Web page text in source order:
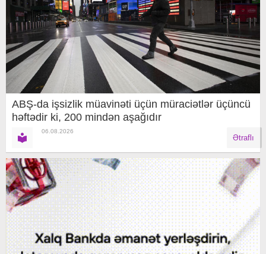
ABŞ-da işsizlik müavinəti üçün müraciətlər üçüncü
həftədir ki, 200 mindən aşağıdır
06.08.2026
Ətraflı